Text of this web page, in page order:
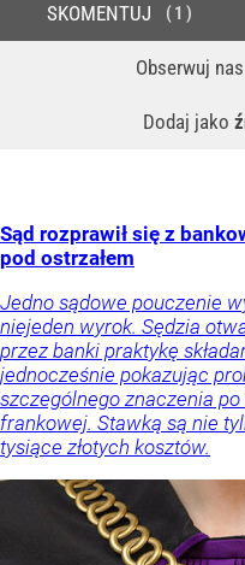
Obserwuj nas
Dodaj jako
SKOMENTUJ 1
Sąd rozprawił się z
pod ostrzałem
Jedno sądowe pouczenie
niejeden wyrok. Sędzia
przez banki praktykę
jednocześnie pokazując
szczególnego znaczenia
frankowej. Stawką są nie
tysiące złotych kosztów.